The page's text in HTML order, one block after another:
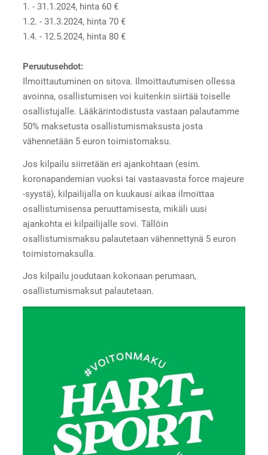
1. - 31.1.2024, hinta 60 €
1.2. - 31.3.2024, hinta 70 €
1.4. - 12.5.2024, hinta 80 €
Peruutusehdot:
​Ilmoittautuminen on sitova. Ilmoittautumisen ollessa
avoinna, osallistumisen voi kuitenkin siirtää toiselle
osallistujalle. Lääkärintodistusta vastaan palautamme
50% maksetusta osallistumismaksusta josta
vähennetään 5 euron toimistomaksu.
Jos kilpailu siirretään eri ajankohtaan (esim.
koronapandemian vuoksi tai vastaavasta force majeure
-syystä), kilpailijalla on kuukausi aikaa ilmoittaa
osallistumisensa peruuttamisesta, mikäli uusi
ajankohta ei kilpailijalle sovi. Tällöin
osallistumismaksu palautetaan vähennettynä 5 euron
toimistomaksulla.
Jos kilpailu joudutaan kokonaan perumaan,
osallistumismaksut palautetaan.